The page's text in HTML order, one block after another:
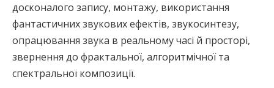
досконалого запису, монтажу, використання
фантастичних звукових ефектів, звукосинтезу,
опрацювання звука в реальному часі й просторі,
звернення до фрактальної, алгоритмічної та
спектральної композиції.